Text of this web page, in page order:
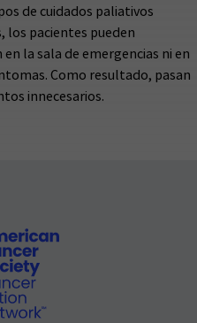
de cuidados paliativos
pacientes pueden
la sala de emergencias ni en
Como resultado, pasan
innecesarios.